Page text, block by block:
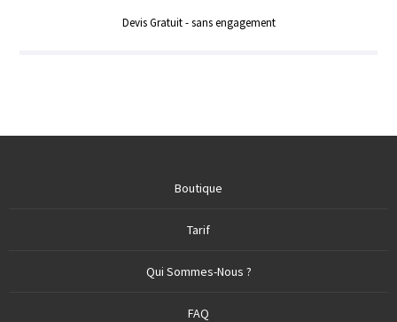
Devis Gratuit - sans engagement
Boutique
Tarif
Qui Sommes-Nous ?
FAQ